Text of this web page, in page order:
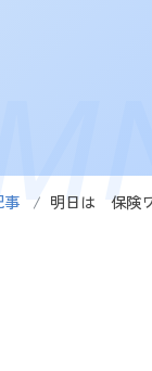
事 明日は 保険